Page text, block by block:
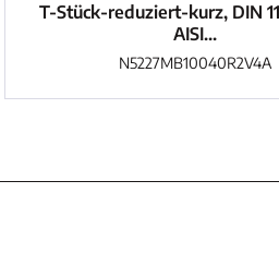
T-Stück-reduziert-kurz, DIN
AISI...
N5227MB10040R2V4A